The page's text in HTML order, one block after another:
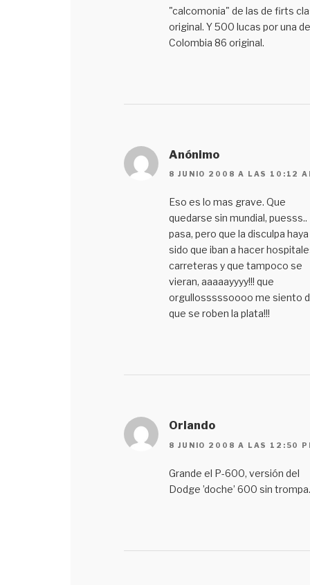
"calcomonia" de las de firts
original. Y 500 lucas por una de
Colombia 86 original.
Anónimo
8 JUNIO 2008 A LAS 10:12
Eso es lo mas grave. Que
quedarse sin mundial, puesss..
pasa, pero que la disculpa haya
sido que iban a hacer
carreteras y que tampoco se
vieran, aaaaayyyy!!! que
orgullosssssoooo me siento
que se roben la plata!!!
Orlando
8 JUNIO 2008 A LAS 12:50
Grande el P-600, versión del
Dodge ’doche’ 600 sin trompa.